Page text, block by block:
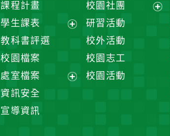
課程計畫
學生課表
單
教科書評選
校園檔案
處室檔案
資訊安全
宣導資訊
校園社團
研習活動
校外活動
校園志工
校園活動